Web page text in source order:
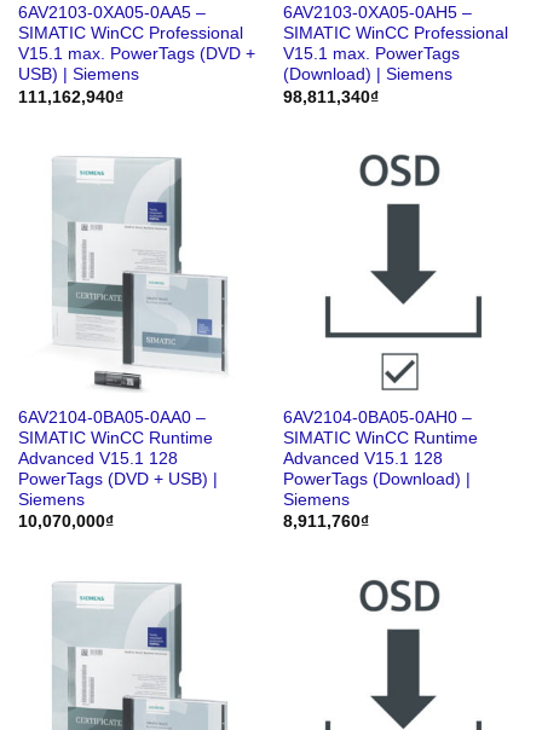
6AV2103-0XA05-0AA5 –
SIMATIC WinCC Professional
V15.1 max. PowerTags (DVD +
USB) | Siemens
111,162,940₫
6AV2103-0XA05-0AH5 –
SIMATIC WinCC Professional
V15.1 max. PowerTags
(Download) | Siemens
98,811,340₫
6AV2104-0BA05-0AA0 –
SIMATIC WinCC Runtime
Advanced V15.1 128
PowerTags (DVD + USB) |
Siemens
10,070,000₫
6AV2104-0BA05-0AH0 –
SIMATIC WinCC Runtime
Advanced V15.1 128
PowerTags (Download) |
Siemens
8,911,760₫